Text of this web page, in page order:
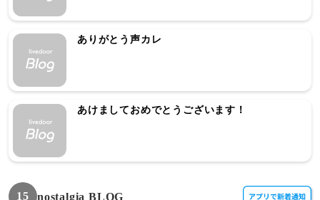
ありがとう声カレ
あけましておめでとうございます！
15 nostalgia BLOG